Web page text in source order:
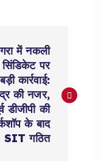
में नकली
सिंडिकेट पर
बड़ी कार्रवाई:
की नजर,
डीजीपी की
के बाद
SIT गठित